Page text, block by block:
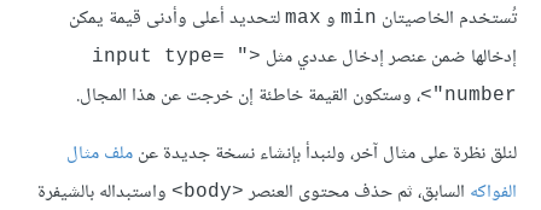
تُستخدم الخاصيتان min و max لتحديد أعلى وأدنى قيمة يمكن
إدخالها ضمن عنصر إدخال عددي مثل
<"input type=
"number>
، وستكون القيمة خاطئة إن خرجت عن هذا المجال.
لنلق نظرة على مثال آخر، ولنبدأ بإنشاء نسخة جديدة عنملف مثال
الفواكه السابق، ثم حذف محتوى العنصر <body>
واستبداله بالشيفرة